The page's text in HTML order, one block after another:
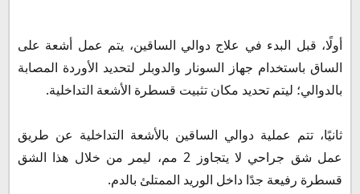
أولًا، قبل البدء في علاج دوالي الساقين، يتم عمل أشعة على
الساق باستخدام جهاز السونار والدوبلر لتحديد الأوردة المصابة
بالدوالي؛ ليتم تحديد مكان تثبيت قسطرة الأشعة التداخلية.
ثانيًا، تتم عملية دوالي الساقين بالأشعة التداخلية عن طريق
عمل شق جراحي لا يتجاوز 2 مم، ليمر من خلال هذا الشق
قسطرة رفيعة جدًا داخل الوريد الممتلئ بالدم.